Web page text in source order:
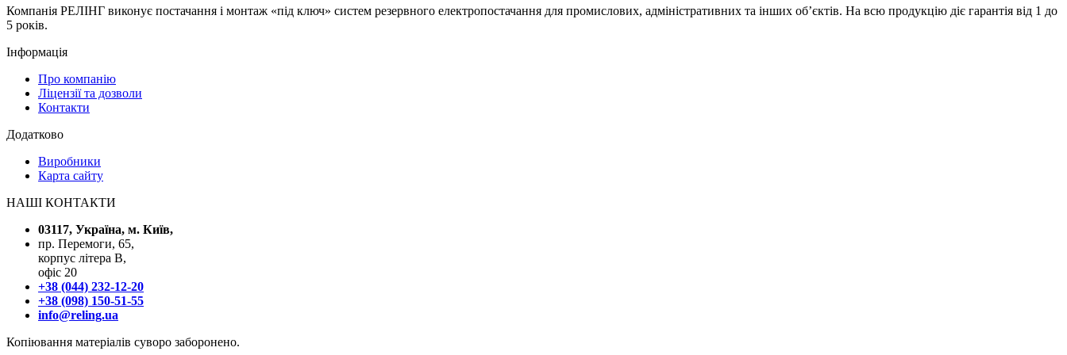
Компанія РЕЛІНГ виконує постачання і монтаж «під ключ» систем резервного електропостачання для промислових, адміністративних та інших об’єктів. На всю продукцію діє гарантія від 1 до
5 років.
Інформація
Про компанію
Ліцензії та дозволи
Контакти
Додатково
Виробники
Карта сайту
НАШІ КОНТАКТИ
03117, Україна, м. Київ,
пр. Перемоги, 65,
корпус літера В,
офіс 20
+38 (044) 232-12-20
+38 (098) 150-51-55
info@reling.ua
Копіювання матеріалів суворо заборонено.